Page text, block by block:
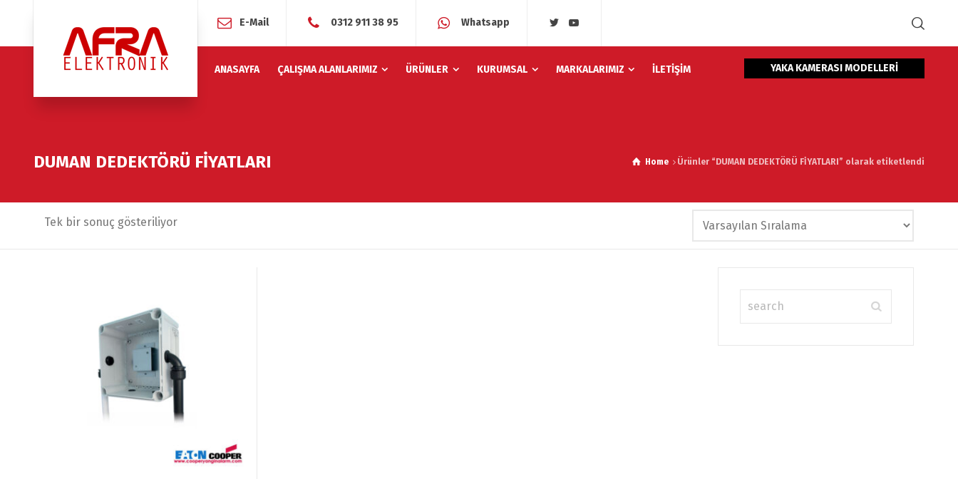
E-Mail 0312 911 38 95 Whatsapp
ANASAYFA ÇALIŞMA ALANLARIMIZ ÜRÜNLER KURUMSAL MARKALARIMIZ İLETİŞİM YAKA KAMERASI MODELLERİ
DUMAN DEDEKTÖRÜ FİYATLARI Home Ürünler “DUMAN DEDEKTÖRÜ FİYATLARI” olarak etiketlendi
Tek bir sonuç gösteriliyor